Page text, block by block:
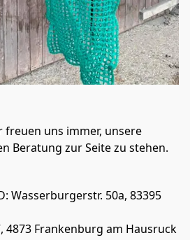
freuen uns immer, unsere
Beratung zur Seite zu stehen.
Wasserburgerstr. 50a, 83395
4873 Frankenburg am Hausruck